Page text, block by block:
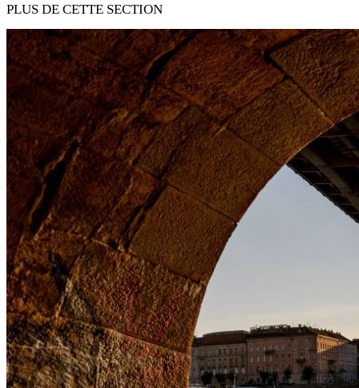
PLUS DE CETTE SECTION